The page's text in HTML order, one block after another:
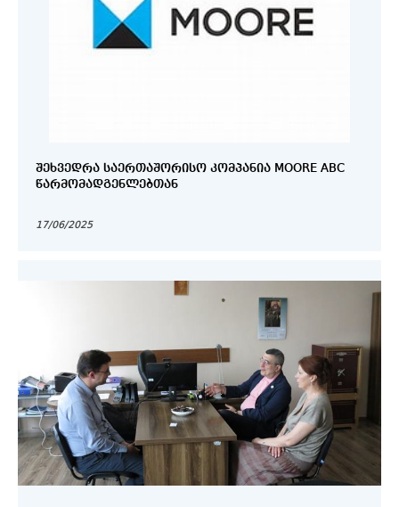
ᲨᲔᲮᲕᲔᲓᲠᲐ ᲡᲐᲔᲠᲗᲐᲨᲝᲠᲘᲡᲝ ᲙᲝᲛᲞᲐᲜᲘᲐ MOORE ABC
ᲬᲐᲠᲛᲝᲛᲐᲓᲒᲔᲜᲚᲔᲑᲗᲐᲜ
17/06/2025